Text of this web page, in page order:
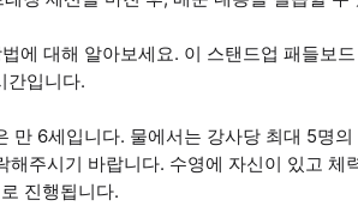
에 대해 알아보세요. 이 스탠드업 패들보
간입니다.
만 6세입니다. 물에서는 강사당 최대 5명
주시기 바랍니다. 수영에 자신이 있고 체
진행됩니다.